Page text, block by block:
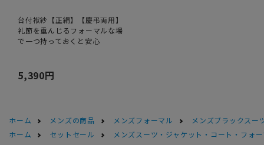
台付袱紗【正絹】【慶弔両用】
礼節を重んじるフォーマルな場
で一つ持っておくと安心
5,390円
ホーム メンズの商品 メンズフォーマル
メンズブラックスー
ホーム
セットセール
メンズスーツ・ジャケット・コート・フォ